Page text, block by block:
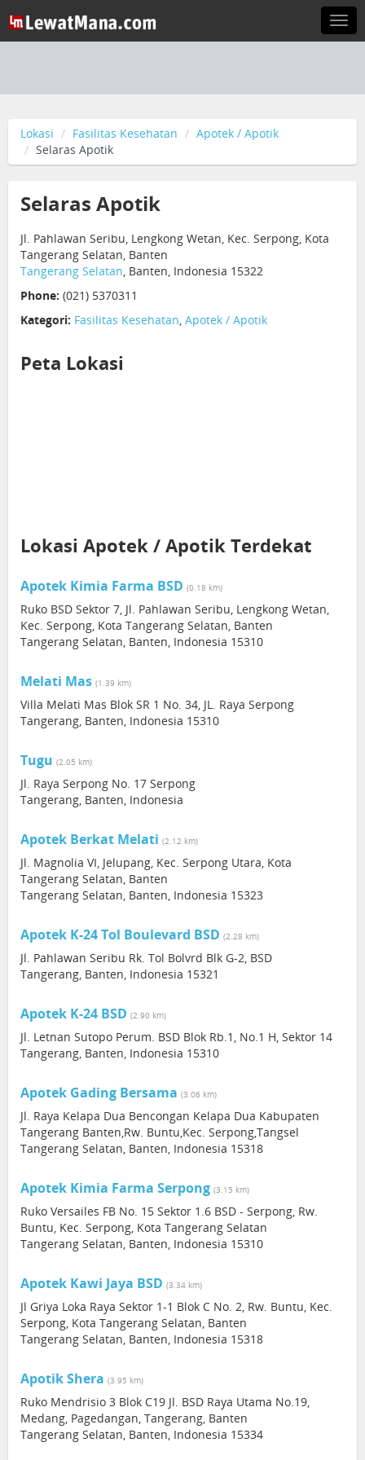
Lokasi Fasilitas Kesehatan
Apotek / Apotik
Selaras Apotik
Selaras Apotik
Jl. Pahlawan Seribu, Lengkong Wetan, Kec. Serpong, Kota
Tangerang Selatan, Banten
Tangerang Selatan, Banten, Indonesia 15322
Phone: (021) 5370311
Kategori: Fasilitas Kesehatan, Apotek / Apotik
Peta Lokasi
Lokasi Apotek / Apotik Terdekat
Apotek Kimia Farma BSD (0.18 km)
Ruko BSD Sektor 7, Jl. Pahlawan Seribu, Lengkong Wetan,
Kec. Serpong, Kota Tangerang Selatan, Banten
Tangerang Selatan, Banten, Indonesia 15310
Melati Mas (1.39 km)
Villa Melati Mas Blok SR 1 No. 34, JL. Raya Serpong
Tangerang, Banten, Indonesia 15310
Tugu (2.05 km)
Jl. Raya Serpong No. 17 Serpong
Tangerang, Banten, Indonesia
Apotek Berkat Melati (2.12 km)
Jl. Magnolia VI, Jelupang, Kec. Serpong Utara, Kota
Tangerang Selatan, Banten
Tangerang Selatan, Banten, Indonesia 15323
Apotek K-24 Tol Boulevard BSD (2.28 km)
Jl. Pahlawan Seribu Rk. Tol Bolvrd Blk G-2, BSD
Tangerang, Banten, Indonesia 15321
Apotek K-24 BSD (2.90 km)
Jl. Letnan Sutopo Perum. BSD Blok Rb.1, No.1 H, Sektor 14
Tangerang, Banten, Indonesia 15310
Apotek Gading Bersama (3.06 km)
Jl. Raya Kelapa Dua Bencongan Kelapa Dua Kabupaten
Tangerang Banten,Rw. Buntu,Kec. Serpong,Tangsel
Tangerang Selatan, Banten, Indonesia 15318
Apotek Kimia Farma Serpong (3.15 km)
Ruko Versailes FB No. 15 Sektor 1.6 BSD - Serpong, Rw.
Buntu, Kec. Serpong, Kota Tangerang Selatan
Tangerang Selatan, Banten, Indonesia 15310
Apotek Kawi Jaya BSD (3.34 km)
Jl Griya Loka Raya Sektor 1-1 Blok C No. 2, Rw. Buntu, Kec.
Serpong, Kota Tangerang Selatan, Banten
Tangerang Selatan, Banten, Indonesia 15318
Apotik Shera (3.95 km)
Ruko Mendrisio 3 Blok C19 Jl. BSD Raya Utama No.19,
Medang, Pagedangan, Tangerang, Banten
Tangerang Selatan, Banten, Indonesia 15334